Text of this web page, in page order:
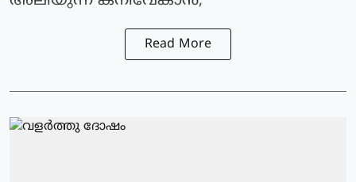
Read More